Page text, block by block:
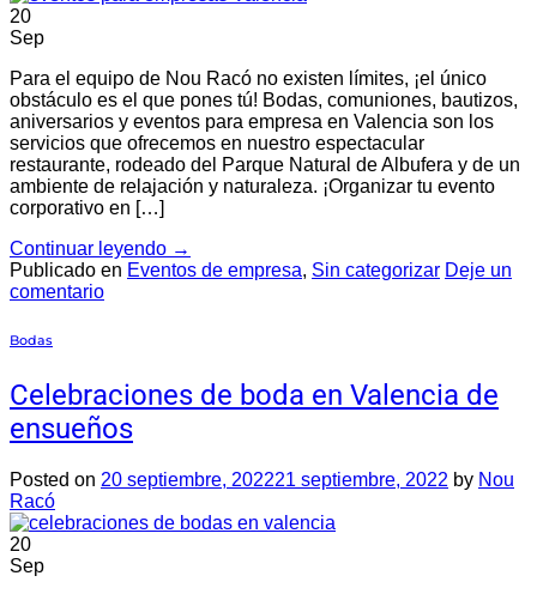
20
Sep
Para el equipo de Nou Racó no existen límites, ¡el único
obstáculo es el que pones tú! Bodas, comuniones, bautizos,
aniversarios y eventos para empresa en Valencia son los
servicios que ofrecemos en nuestro espectacular
restaurante, rodeado del Parque Natural de Albufera y de un
ambiente de relajación y naturaleza. ¡Organizar tu evento
corporativo en […]
Continuar leyendo →
Publicado en Eventos de empresa, Sin categorizar Deje un
comentario
Bodas
Celebraciones de boda en Valencia de
ensueños
Posted on 20 septiembre, 202221 septiembre, 2022 by Nou
Racó
20
Sep